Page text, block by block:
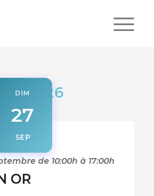
2026
DIM
27
SEP
de 10:00h à 17:00h
OR